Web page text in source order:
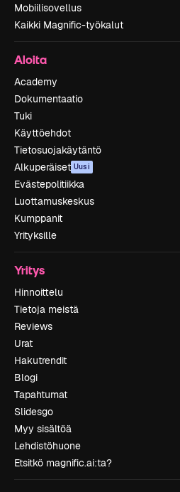
Mobiilisovellus
Kaikki Magnific-työkalut
Aloita
Academy
Dokumentaatio
Tuki
Käyttöehdot
Tietosuojakäytäntö
Alkuperäiset Uusi
Evästepolitiikka
Luottamuskeskus
Kumppanit
Yrityksille
Yritys
Hinnoittelu
Tietoja meistä
Reviews
Urat
Hakutrendit
Blogi
Tapahtumat
Slidesgo
Myy sisältöä
Lehdistöhuone
Etsitkö magnific.ai:ta?